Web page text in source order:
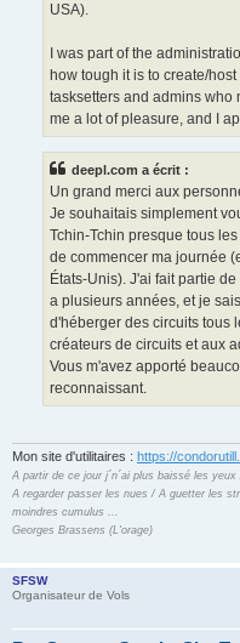
USA).
I was part of the
how tough it is to create/
tasksetters and admins who
me a lot of pleasure, and I
deepl.com a écrit :
Un grand merci aux
Je souhaitais simplement
Tchin-Tchin presque tous
de commencer ma journée
États-Unis). J'ai fait partie
a plusieurs années, et je
d'héberger des circuits tous
créateurs de circuits et aux
Vous m'avez apporté
reconnaissant.
Mon site d'utilitaires : https://
A partir de ce jour j´n´ai plus baissé les
A regarder passer les nues / A guetter les
moindres cumulus ...
Georges Brassens (L'orage)
SFSW
Organisateur de Vols